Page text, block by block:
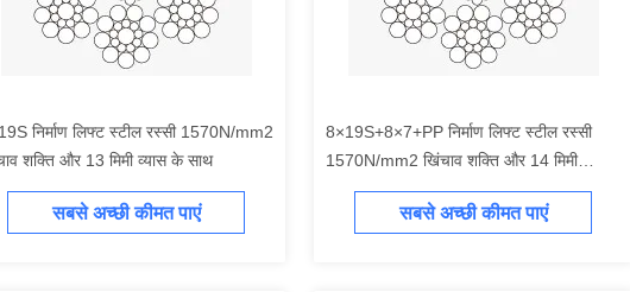
निर्माण लिफ्ट स्टील रस्सी 1570N/mm2
शक्ति और 13 मिमी व्यास के साथ
सबसे अच्छी कीमत पाएं
8×19S+8×7+PP निर्माण लिफ्ट स्टील रस्सी
1570N/mm2 खिंचाव शक्ति और 14 मिमी
नाममात्र व्यास के साथ
सबसे अच्छी कीमत पाएं